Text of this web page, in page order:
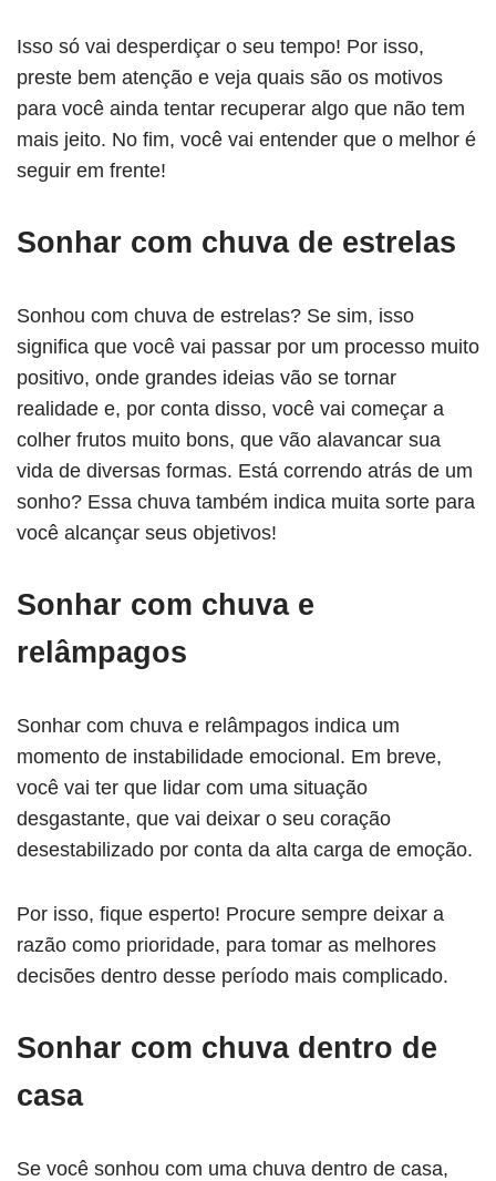
Isso só vai desperdiçar o seu tempo! Por isso,
preste bem atenção e veja quais são os motivos
para você ainda tentar recuperar algo que não tem
mais jeito. No fim, você vai entender que o melhor é
seguir em frente!
Sonhar com chuva de estrelas
Sonhou com chuva de estrelas? Se sim, isso
significa que você vai passar por um processo muito
positivo, onde grandes ideias vão se tornar
realidade e, por conta disso, você vai começar a
colher frutos muito bons, que vão alavancar sua
vida de diversas formas. Está correndo atrás de um
sonho? Essa chuva também indica muita sorte para
você alcançar seus objetivos!
Sonhar com chuva e
relâmpagos
Sonhar com chuva e relâmpagos indica um
momento de instabilidade emocional. Em breve,
você vai ter que lidar com uma situação
desgastante, que vai deixar o seu coração
desestabilizado por conta da alta carga de emoção.
Por isso, fique esperto! Procure sempre deixar a
razão como prioridade, para tomar as melhores
decisões dentro desse período mais complicado.
Sonhar com chuva dentro de
casa
Se você sonhou com uma chuva dentro de casa,